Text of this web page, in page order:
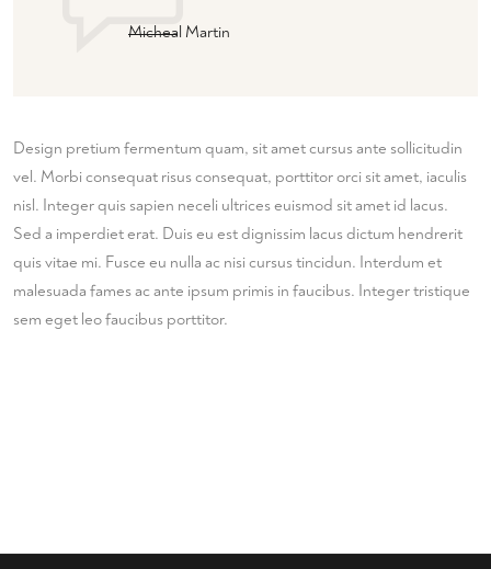
Micheal Martin
Design pretium fermentum quam, sit amet cursus ante sollicitudin
vel. Morbi consequat risus consequat, porttitor orci sit amet, iaculis
nisl. Integer quis sapien neceli ultrices euismod sit amet id lacus.
Sed a imperdiet erat. Duis eu est dignissim lacus dictum hendrerit
quis vitae mi. Fusce eu nulla ac nisi cursus tincidun. Interdum et
malesuada fames ac ante ipsum primis in faucibus. Integer tristique
sem eget leo faucibus porttitor.